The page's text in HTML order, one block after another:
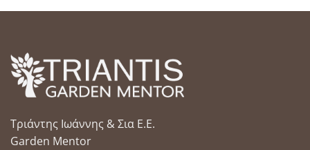
προϊόν
Τριάντης Ιωάννης & Σια Ε.Ε.
Garden Mentor